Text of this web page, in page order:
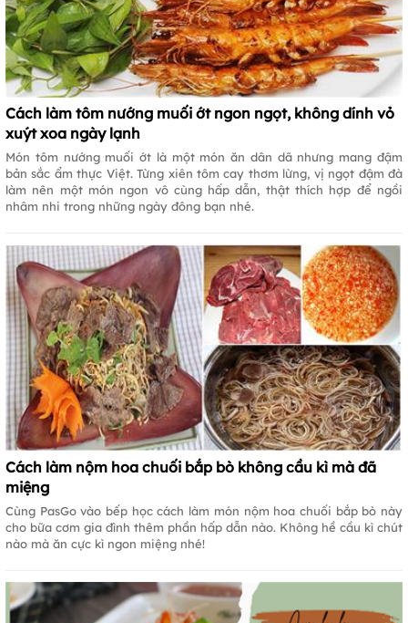
Cách làm tôm nướng muối ớt ngon ngọt, không dính vỏ
xuýt xoa ngày lạnh
Món tôm nướng muối ớt là một món ăn dân dã nhưng mang đậm
bản sắc ẩm thực Việt. Từng xiên tôm cay thơm lừng, vị ngọt đậm đà
làm nên một món ngon vô cùng hấp dẫn, thật thích hợp để ngồi
nhâm nhi trong những ngày đông bạn nhé.
Cách làm nộm hoa chuối bắp bò không cầu kì mà đã
miệng
Cùng PasGo vào bếp học cách làm món nộm hoa chuối bắp bò này
cho bữa cơm gia đình thêm phần hấp dẫn nào. Không hề cầu kì chút
nào mà ăn cực kì ngon miệng nhé!